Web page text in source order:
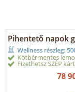
Pihentető napok
Wellness részleg:
Kötbérmentes
Fizethetsz SZÉP
78